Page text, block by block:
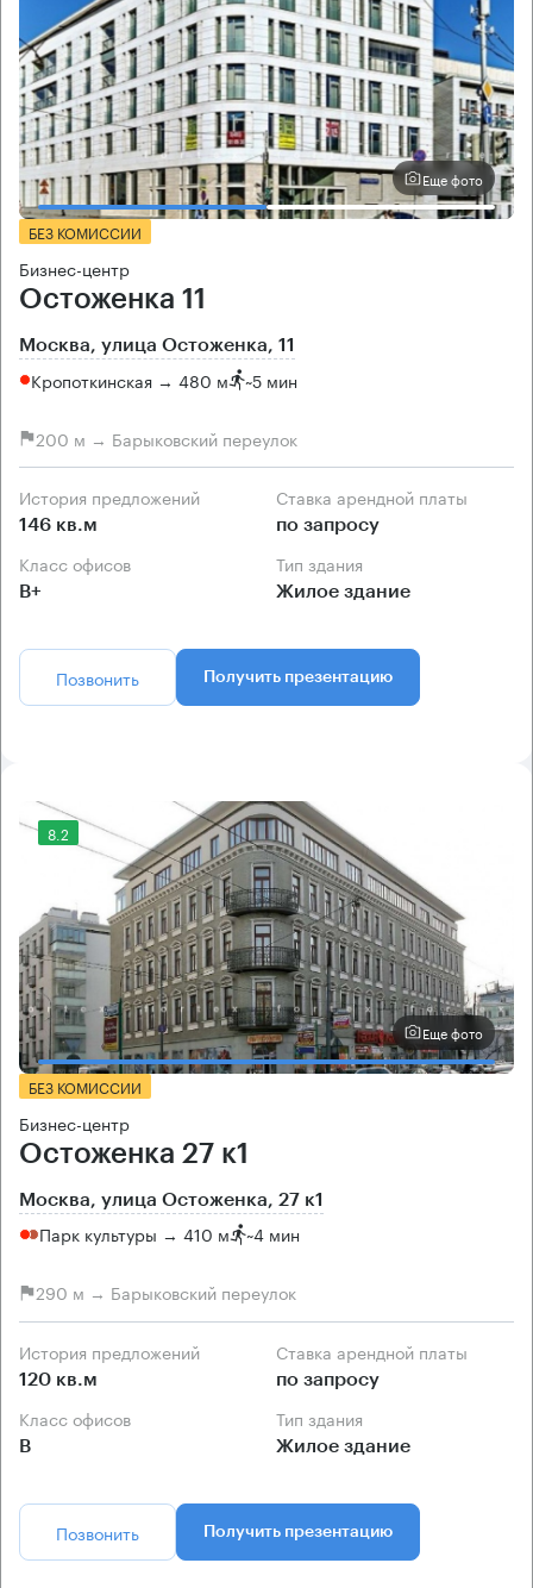
Еще фото
БЕЗ КОМИССИИ
Бизнес-центр
Остоженка 11
Москва, улица Остоженка, 11
Кропоткинская → 480 м ~5 мин
200 м → Барыковский переулок
История предложений
146 кв.м
Ставка арендной платы
по запросу
Класс офисов
B+
Тип здания
Жилое здание
Позвонить Получить презентацию
8.2
Еще фото
БЕЗ КОМИССИИ
Бизнес-центр
Остоженка 27 к1
Москва, улица Остоженка, 27 к1
Парк культуры → 410 м ~4 мин
290 м → Барыковский переулок
История предложений
120 кв.м
Ставка арендной платы
по запросу
Класс офисов
B
Тип здания
Жилое здание
Позвонить Получить презентацию